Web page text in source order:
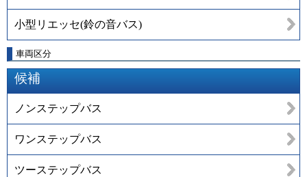
小型リエッセ(鈴の音バス)
車両区分
候補
ノンステップバス
ワンステップバス
ツーステップバス